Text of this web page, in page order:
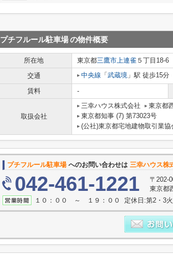
プチフルール駐車場の物件概要
所在地 東京都三鷹市上連雀 ５丁目18-6
交通
中央線 「 武蔵境 」駅 徒歩15分
賃料 -
取扱会社
三幸ハウス株式会社 東京都
東京都知事 (7) 第73023号
(公社)東京都宅地建物取引業
プチフルール駐車場へのお問い合わせは 三幸ハウス株
042-461-1221
〒202-
東京都
１０：００ ～ １９：００ 定休日:第2・3火